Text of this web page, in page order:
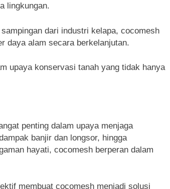
lingkungan.
dari industri kelapa, cocomesh
daya alam secara berkelanjutan.
upaya konservasi tanah yang tidak hanya
penting dalam upaya menjaga
banjir dan longsor, hingga
hayati, cocomesh berperan dalam
membuat cocomesh menjadi solusi